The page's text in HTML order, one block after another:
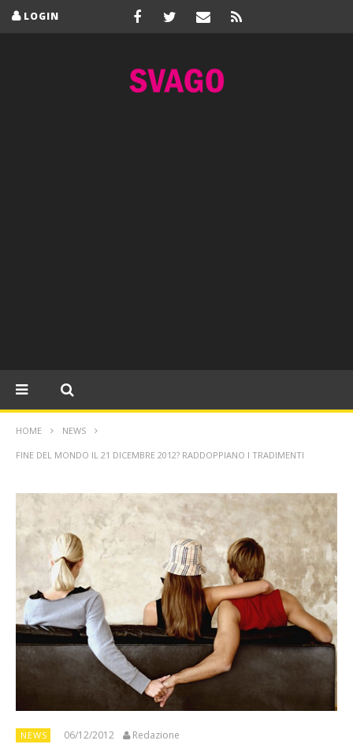
LOGIN
HOME NEWS
FINE DEL MONDO IL 21 DICEMBRE 2012? RADDOPPIANO I TRADIMENTI
NEWS 06/12/2012 Redazione